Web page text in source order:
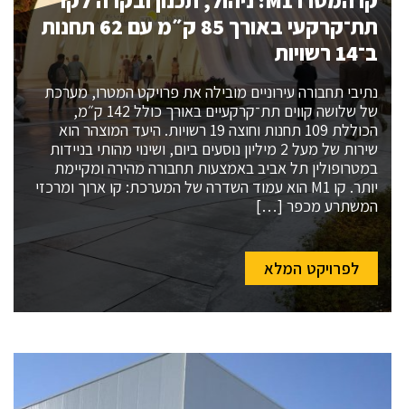
תת־קרקעי באורך 85 ק״מ עם 62 תחנות
ב־14 רשויות
נתיבי תחבורה עירוניים מובילה את פרויקט המטרו, מערכת
של שלושה קווים תת־קרקעיים באורך כולל 142 ק״מ,
הכוללת 109 תחנות וחוצה 19 רשויות. היעד המוצהר הוא
שירות של מעל 2 מיליון נוסעים ביום, ושינוי מהותי בניידות
במטרופולין תל אביב באמצעות תחבורה מהירה ומקיימת
יותר. קו M1 הוא עמוד השדרה של המערכת: קו ארוך ומרכזי
המשתרע מכפר […]
לפרויקט המלא